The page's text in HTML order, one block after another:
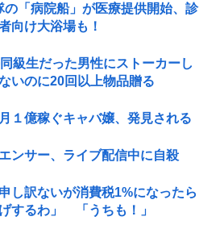
の「病院船」が医療提供開始、診
向け大浴場も！
級生だった男性にストーカーし
いのに20回以上物品贈る
１億稼ぐキャバ嬢、発見される
ンサー、ライブ配信中に自殺
し訳ないが消費税1%になったら
するわ」 「うちも！」